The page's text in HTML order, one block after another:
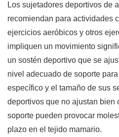
Los sujetadores deportivos de
recomiendan para actividades
ejercicios aeróbicos y otros
impliquen un movimiento
un sostén deportivo que se
nivel adecuado de soporte
específico y el tamaño de sus
deportivos que no ajustan bien
soporte pueden provocar
plazo en el tejido mamario.